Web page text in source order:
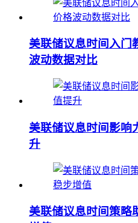
美联储议息时间入门
波动数据对比
美联储议息时间影响
升
美联储议息时间策略